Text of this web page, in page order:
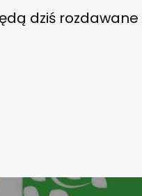
dziś rozdawane